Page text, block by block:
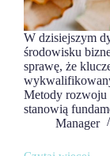
W dzisiejszym
środowisku
sprawę, że
Metody
stanowią
Manager